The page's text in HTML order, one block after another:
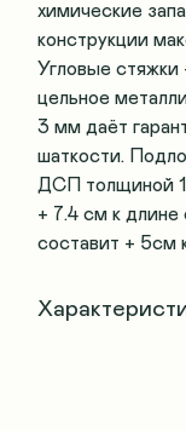
химические
конструкции
Угловые стяжки
цельное
3 мм даёт
шаткости.
ДСП толщиной
+ 7.4 см к
составит + 5см